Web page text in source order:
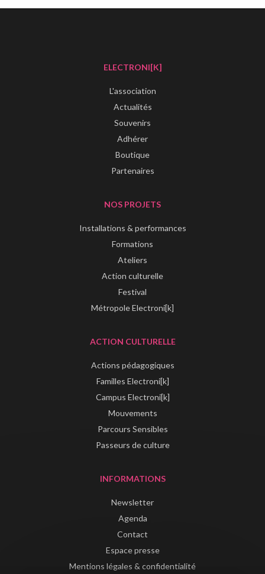
ELECTRONI[K]
L'association
Actualités
Souvenirs
Adhérer
Boutique
Partenaires
NOS PROJETS
Installations & performances
Formations
Ateliers
Action culturelle
Festival
Métropole Electroni[k]
ACTION CULTURELLE
Actions pédagogiques
Familles Electroni[k]
Campus Electroni[k]
Mouvements
Parcours Sensibles
Passeurs de culture
INFORMATIONS
Newsletter
Agenda
Contact
Espace presse
Mentions légales & confidentialité